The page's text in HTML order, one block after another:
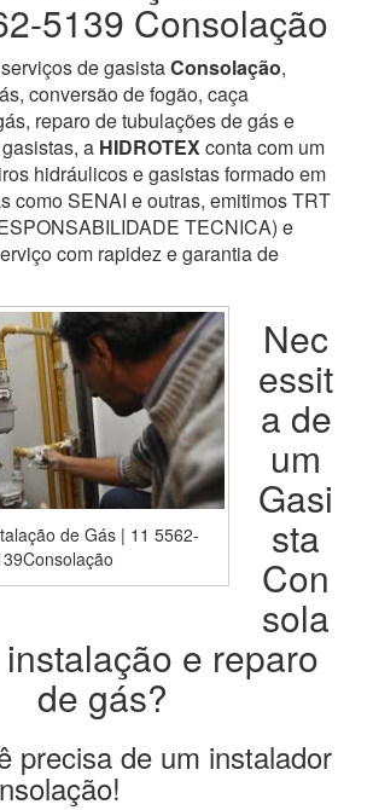
5139 Consolação
de gasistaConsolação,
conversão de fogão, caça
reparo de tubulações de gás e
a HIDROTEXconta com um
hidráulicos e gasistas formado em
como SENAI e outras, emitimos TRT
TECNICA) e
com rapidez e garantia de
de Gás | 11 5562-
Nec
essit
a de
um
Gasi
sta
Con
sola
e reparo
de gás?
precisa de um instalador